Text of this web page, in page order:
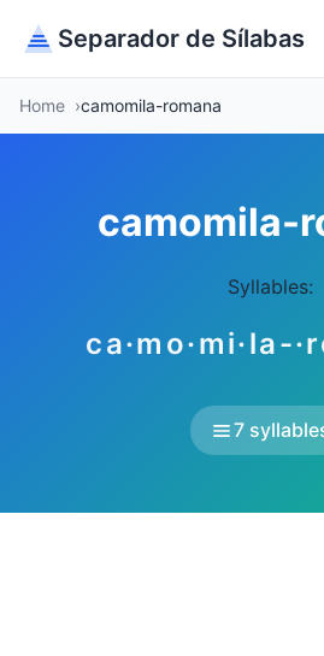
Separador de Sílabas
Home camomila-romana
camomila-
Syllables:
ca·mo·mi·la-
7